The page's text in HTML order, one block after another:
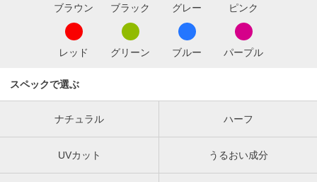
ブラウン ブラック グレー ピンク
レッド グリーン ブルー パープル
スペックで選ぶ
ナチュラル ハーフ
UVカット うるおい成分